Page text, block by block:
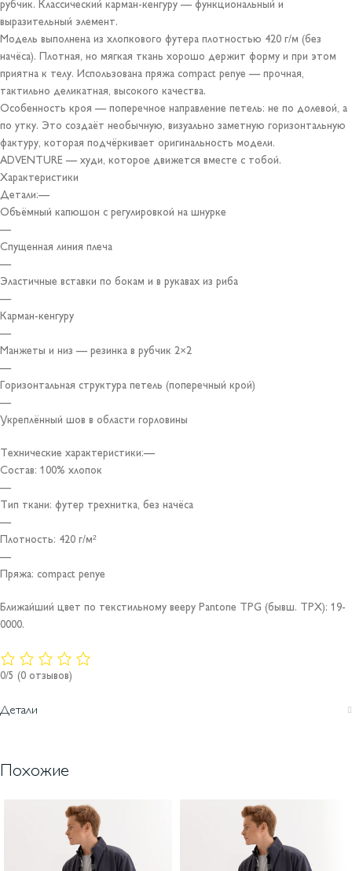
рубчик. Классический карман-кенгуру — функциональный и
выразительный элемент.
Модель выполнена из хлопкового футера плотностью 420 г/м (без
начёса). Плотная, но мягкая ткань хорошо держит форму и при этом
приятна к телу. Использована пряжа compact penye — прочная,
тактильно деликатная, высокого качества.
Особенность кроя — поперечное направление петель: не по долевой, а
по утку. Это создаёт необычную, визуально заметную горизонтальную
фактуру, которая подчёркивает оригинальность модели.
ADVENTURE — худи, которое движется вместе с тобой.
Характеристики
Детали:—
Объёмный капюшон с регулировкой на шнурке
—
Спущенная линия плеча
—
Эластичные вставки по бокам и в рукавах из риба
—
Карман-кенгуру
—
Манжеты и низ — резинка в рубчик 2×2
—
Горизонтальная структура петель (поперечный крой)
—
Укреплённый шов в области горловины
Технические характеристики:—
Состав: 100% хлопок
—
Тип ткани: футер трехнитка, без начёса
—
Плотность: 420 г/м²
—
Пряжа: compact penye
Ближайший цвет по текстильному вееру Pantone TPG (бывш. TPX): 19-
0000.
0/5 (0 отзывов)
Детали
Похожие